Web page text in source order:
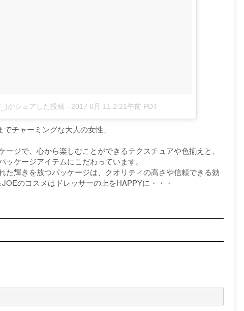
がシェアした投稿 - 2017 6月 11 2:21午前 PDT
チャーミングな大人の女性」
ジで、心から楽しむことができるテクスチュアや色揃えと、
ケージアイテムにこだわっています。
た輝きを放つパッケージは、クオリティの高さや信頼できる効
のコスメはドレッサーの上をHAPPYに・・・